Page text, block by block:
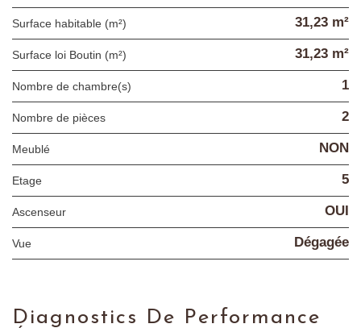
Surface habitable (m²) 31,23 m²
Surface loi Boutin (m²) 31,23 m²
Nombre de chambre(s) 1
Nombre de pièces 2
Meublé NON
Etage 5
Ascenseur OUI
Vue Dégagée
Diagnostics De Performance